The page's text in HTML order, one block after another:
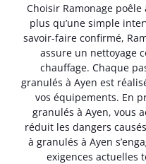
Choisir Ramonage
plus qu’une simple
savoir-faire confirmé,
assure un nettoyage
chauffage. Chaque
granulés à Ayen est
vos équipements. En
granulés à Ayen, vous
réduit les dangers
à granulés à Ayen
exigences actuelles